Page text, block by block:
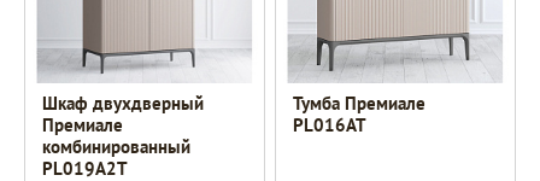
Шкаф двухдверный
Премиале
комбинированный
PL019A2T
Тумба Премиале
PL016AT